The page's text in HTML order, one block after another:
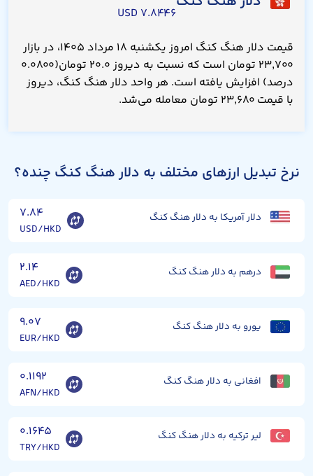
۷.۸۴۴۶ USD
قیمت دلار هنگ کنگ امروز یکشنبه ۱۸ مرداد ۱۴۰۵، در بازار
۲۳,۷۰۰ تومان است که نسبت به دیروز ۲۰.۰ تومان(۰.۰۸۰۰
درصد) افزایش یافته است. هر واحد دلار هنگ کنگ، دیروز
با قیمت ۲۳,۶۸۰ تومان معامله می‌شد.
نرخ تبدیل ارزهای مختلف به دلار هنگ کنگ چنده؟
دلار آمریکا به دلار هنگ کنگ ۷.۸۴
USD/HKD
درهم به دلار هنگ کنگ ۲.۱۴
AED/HKD
یورو به دلار هنگ کنگ ۹.۰۷
EUR/HKD
افغانی به دلار هنگ کنگ ۰.۱۱۹۲
AFN/HKD
لیر ترکیه به دلار هنگ کنگ ۰.۱۶۴۵
TRY/HKD